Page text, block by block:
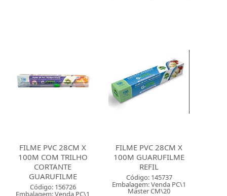
FILME PVC 28CM X
100M COM TRILHO
CORTANTE
GUARUFILME
Código: 156726
Embalagem: Venda PC\1
FILME PVC 28CM X
100M GUARUFILME
REFIL
Código: 145737
Embalagem: Venda PC\1
Master CM\20